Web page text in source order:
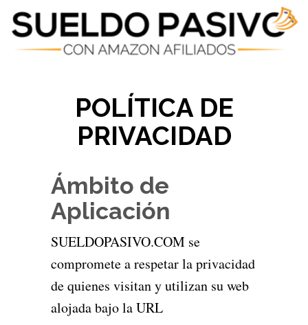
POLÍTICA DE
PRIVACIDAD
Ámbito de
Aplicación
SUELDOPASIVO.COM se
compromete a respetar la privacidad
de quienes visitan y utilizan su web
alojada bajo la URL